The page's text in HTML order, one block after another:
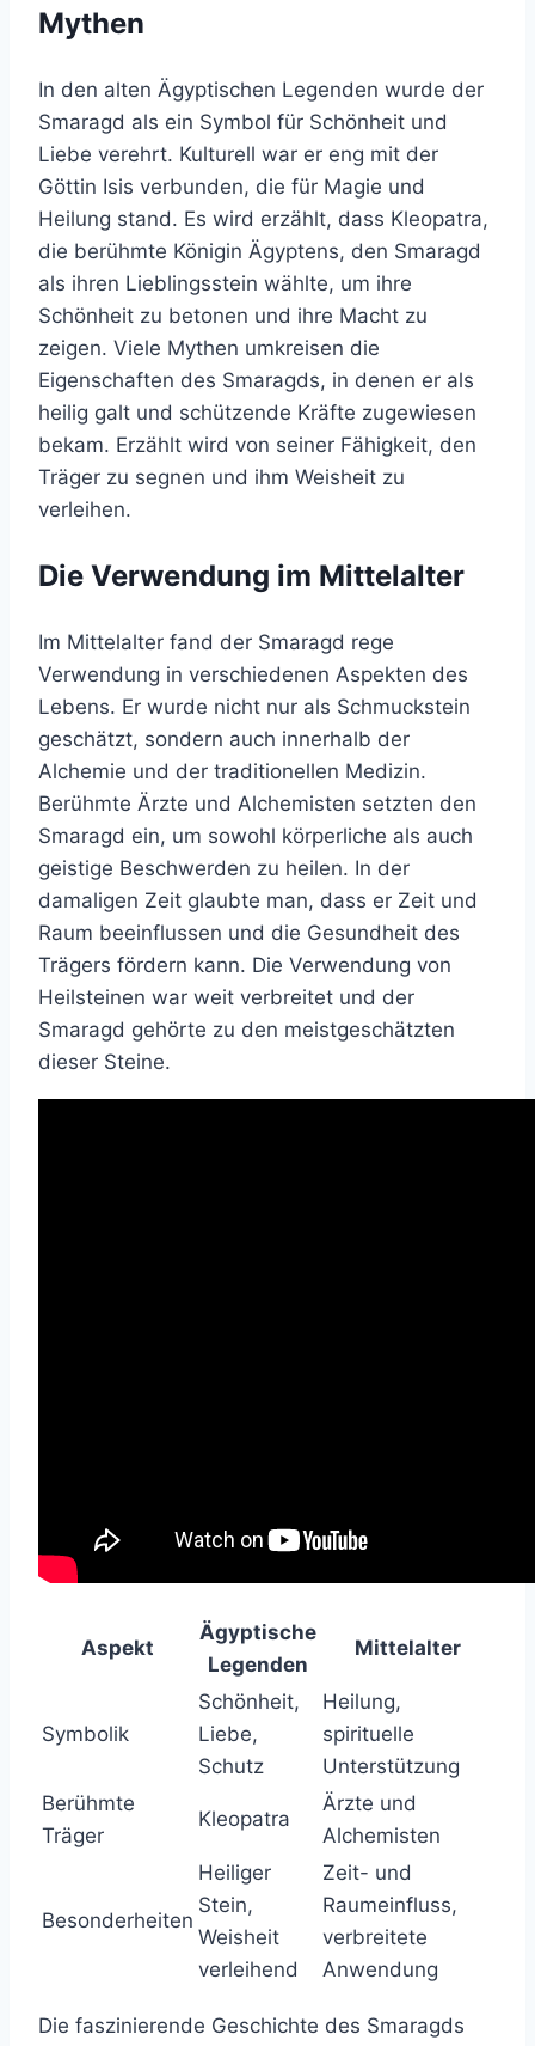
Mythen
In den alten Ägyptischen Legenden wurde der
Smaragd als ein Symbol für Schönheit und
Liebe verehrt. Kulturell war er eng mit der
Göttin Isis verbunden, die für Magie und
Heilung stand. Es wird erzählt, dass Kleopatra,
die berühmte Königin Ägyptens, den Smaragd
als ihren Lieblingsstein wählte, um ihre
Schönheit zu betonen und ihre Macht zu
zeigen. Viele Mythen umkreisen die
Eigenschaften des Smaragds, in denen er als
heilig galt und schützende Kräfte zugewiesen
bekam. Erzählt wird von seiner Fähigkeit, den
Träger zu segnen und ihm Weisheit zu
verleihen.
Die Verwendung im Mittelalter
Im Mittelalter fand der Smaragd rege
Verwendung in verschiedenen Aspekten des
Lebens. Er wurde nicht nur als Schmuckstein
geschätzt, sondern auch innerhalb der
Alchemie und der traditionellen Medizin.
Berühmte Ärzte und Alchemisten setzten den
Smaragd ein, um sowohl körperliche als auch
geistige Beschwerden zu heilen. In der
damaligen Zeit glaubte man, dass er Zeit und
Raum beeinflussen und die Gesundheit des
Trägers fördern kann. Die Verwendung von
Heilsteinen war weit verbreitet und der
Smaragd gehörte zu den meistgeschätzten
dieser Steine.
Aspekt
Ägyptische
Legenden
Mittelalter
Symbolik
Schönheit,
Liebe,
Schutz
Heilung,
spirituelle
Unterstützung
Berühmte
Träger
Kleopatra
Ärzte und
Alchemisten
Besonderheiten
Heiliger
Stein,
Weisheit
verleihend
Zeit- und
Raumeinfluss,
verbreitete
Anwendung
Die faszinierende Geschichte des Smaragds